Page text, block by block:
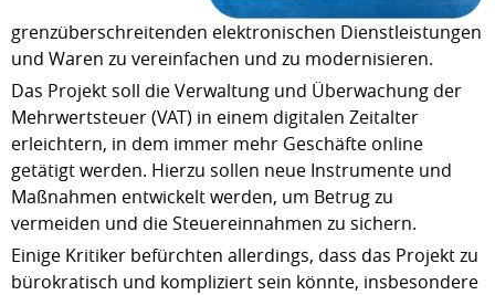
grenzüberschreitenden elektronischen Dienstleistungen
und Waren zu vereinfachen und zu modernisieren.
Das Projekt soll die Verwaltung und Überwachung der
Mehrwertsteuer (VAT) in einem digitalen Zeitalter
erleichtern, in dem immer mehr Geschäfte online
getätigt werden. Hierzu sollen neue Instrumente und
Maßnahmen entwickelt werden, um Betrug zu
vermeiden und die Steuereinnahmen zu sichern.
Einige Kritiker befürchten allerdings, dass das Projekt zu
bürokratisch und kompliziert sein könnte, insbesondere